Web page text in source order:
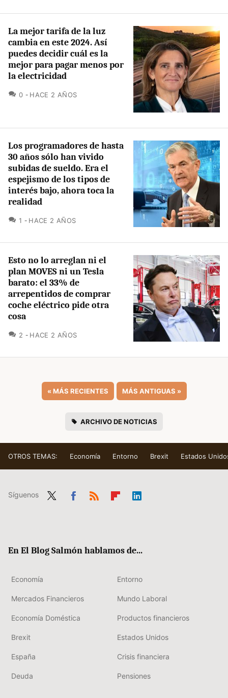
La mejor tarifa de la luz
cambia en este 2024. Así
puedes decidir cuál es la
mejor para pagar menos por
la electricidad
0 COMENTARIOS
HACE 2 AÑOS
Los programadores de hasta
30 años sólo han vivido
subidas de sueldo. Era el
espejismo de los tipos de
interés bajo, ahora toca la
realidad
1 COMENTARIOS
HACE 2 AÑOS
Esto no lo arreglan ni el
plan MOVES ni un Tesla
barato: el 33% de
arrepentidos de comprar
coche eléctrico pide otra
cosa
2 COMENTARIOS
HACE 2 AÑOS
«MÁS RECIENTES MÁS ANTIGUAS »
ARCHIVO DE NOTICIAS
OTROS TEMAS: Economía Entorno Brexit Estados
Síguenos
En El Blog Salmón hablamos de...
Economía Entorno
Mercados Financieros Mundo Laboral
Economía Doméstica Productos financieros
Brexit Estados Unidos
España Crisis financiera
Deuda Pensiones